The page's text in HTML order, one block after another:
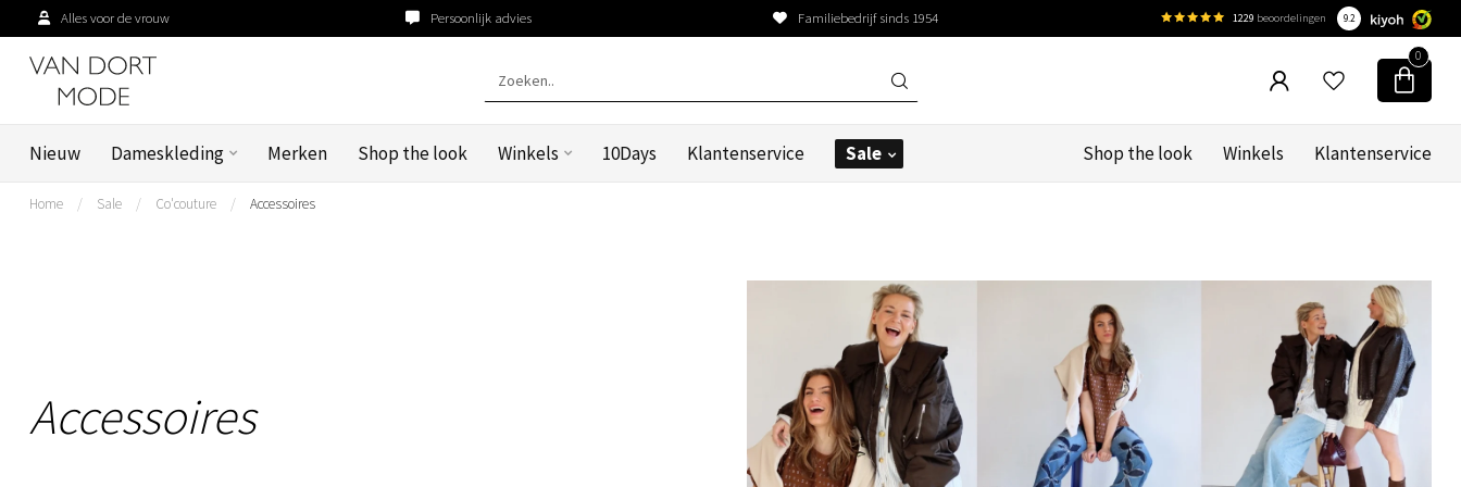
Alles voor de vrouw Persoonlijk advies Familiebedrijf sinds 1954 1229 beoordelingen 9.2
0
Nieuw Dameskleding Merken Shop the look Winkels 10Days Klantenservice Sale Shop the look Winkels Klantenservice
Home / Sale / Co'couture / Accessoires
Accessoires